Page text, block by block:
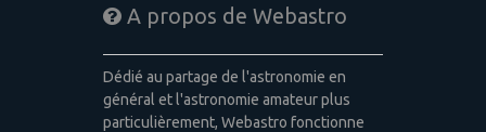
A propos de Webastro
Dédié au partage de l'astronomie en
général et l'astronomie amateur plus
particulièrement, Webastro fonctionne